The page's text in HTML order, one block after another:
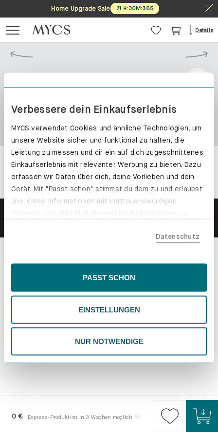
Verbessere dein Einkaufserlebnis
MYCS verwendet Cookies und ähnliche Technologien, um
unsere Website sicher und funktional zu halten, die
Leistung zu messen und dir ein auf dich zugeschnittenes
Einkaufserlebnis mit relevanter Werbung zu bieten. Dazu
erfassen wir Daten über dich, deine Vorlieben und dein
Gerät. Mit "Passt schon" stimmst du dem zu und erlaubst
uns, diese Informationen mit vertrauenswürdigen
der EU, beispielsweise in den USA, verarbeitet werden
Inhalte eingeschränkt sein könnten. Wähle
deiner Präferenzen. Du kannst deine Wahl jederzeit
ändern. Weitere Informationen findest du in unserer
Datenschutzrichtlinie.
Datenschutz
PASST SCHON
EINSTELLUNGEN
NUR NOTWENDIGE
Home Upgrade Sale 71 H:30M:36S
Details
0 € Express-Produktion in 3 Wochen möglich